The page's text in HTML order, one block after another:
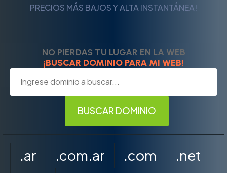
PRECIOS MÁS BAJOS Y ALTA INSTANTÁNEA!
NO PIERDAS TU LUGAR EN LA WEB
¡BUSCAR DOMINIO PARA MI WEB!
.ar .com.ar .com
.net